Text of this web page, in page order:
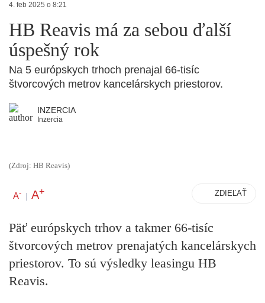
4. feb 2025 o 8:21
HB Reavis má za sebou ďalší
úspešný rok
Na 5 európskych trhoch prenajal 66-tisíc
štvorcových metrov kancelárskych priestorov.
INZERCIA
Inzercia
(Zdroj: HB Reavis)
A- | A+ ZDIEĽAŤ
Päť európskych trhov a takmer 66-tisíc
štvorcových metrov prenajatých kancelárskych
priestorov. To sú výsledky leasingu HB
Reavis.